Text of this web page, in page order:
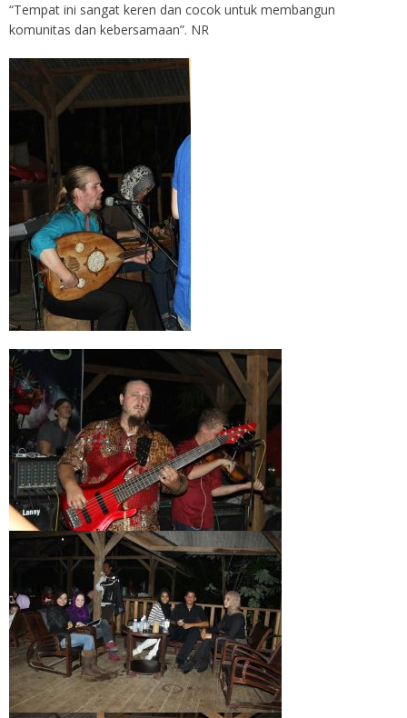
“Tempat ini sangat keren dan cocok untuk membangun
komunitas dan kebersamaan”. NR